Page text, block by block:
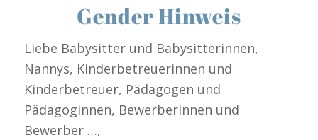
Gender Hinweis
Liebe Babysitter und Babysitterinnen,
Nannys, Kinderbetreuerinnen und
Kinderbetreuer, Pädagogen und
Pädagoginnen, Bewerberinnen und
Bewerber …,